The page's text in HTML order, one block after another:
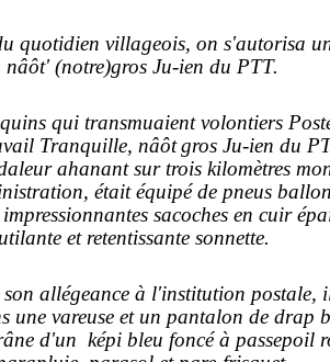
quotidien villageois, on s'autorisa
(notre)gros Ju-ien du PTT.
qui transmuaient volontiers
Tranquille, nâôtgros Ju-ien du
ahanant sur trois kilomètres
était équipé de pneus
sacoches en cuir
et retentissante sonnette.
allégeance à l'institution postale,
une vareuse et un pantalon de drap
d'un képi bleu foncé à passepoil